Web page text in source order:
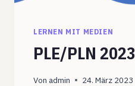
LERNEN MIT MEDIEN
PLE/PLN 2023
Von admin 24. März 2023